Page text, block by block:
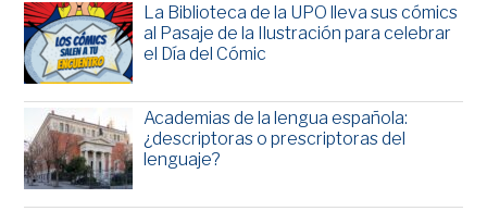
La Biblioteca de la UPO lleva sus cómics
al Pasaje de la Ilustración para celebrar
el Día del Cómic
Academias de la lengua española:
¿descriptoras o prescriptoras del
lenguaje?